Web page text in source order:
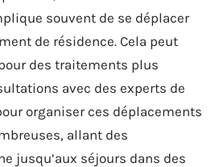
souvent de se déplacer
de résidence. Cela peut
des traitements plus
avec des experts de
organiser ces déplacements
allant des
jusqu’aux séjours dans des